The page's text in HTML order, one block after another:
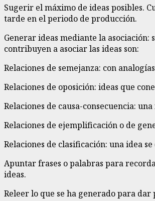
Sugerir el máximo de ideas posibles.
tarde en el periodo de producción.
Generar ideas mediante la
contribuyen a asociar las ideas son:
Relaciones de semejanza: con
Relaciones de oposición: ideas que
Relaciones de causa-consecuencia:
Relaciones de ejemplificación o de
Relaciones de clasificación: una idea
Apuntar frases o palabras para
ideas.
Releer lo que se ha generado para